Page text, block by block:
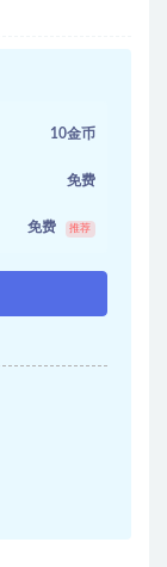
10金币
免费
免费 推荐